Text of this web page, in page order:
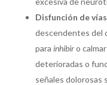
Disfunción de
descendentes del
para inhibiro
deterioradas o
señales dolorosas